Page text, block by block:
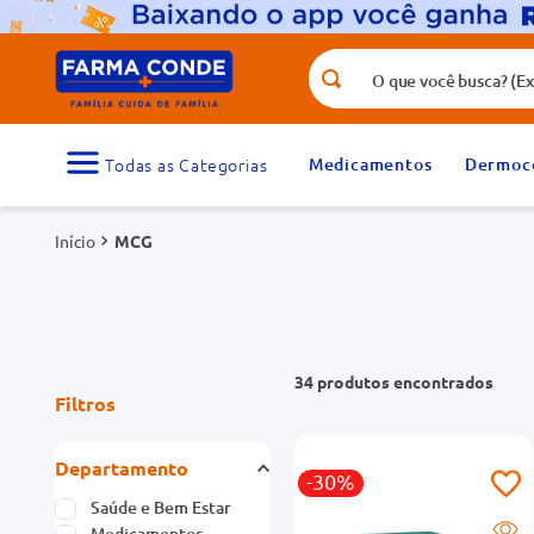
O que você busca? (Ex.: vitamina,
medicamento
Medicamentos
MCG
Filtros
Departamento
Saúde e Bem Estar
34 produtos
-30%